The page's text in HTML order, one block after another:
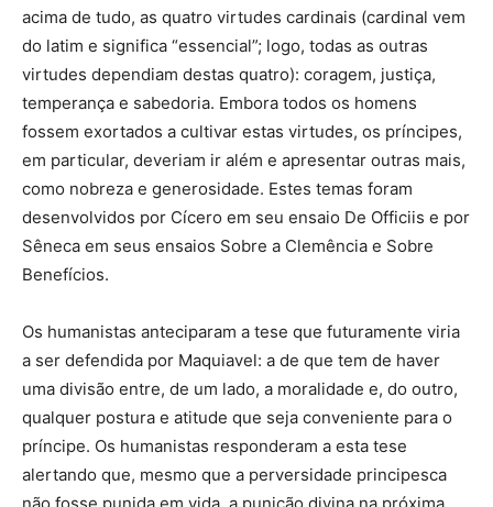
acima de tudo, as quatro virtudes cardinais (cardinal vem
do latim e significa “essencial”; logo, todas as outras
virtudes dependiam destas quatro): coragem, justiça,
temperança e sabedoria. Embora todos os homens
fossem exortados a cultivar estas virtudes, os príncipes,
em particular, deveriam ir além e apresentar outras mais,
como nobreza e generosidade. Estes temas foram
desenvolvidos por Cícero em seu ensaio De Officiis e por
Sêneca em seus ensaios Sobre a Clemência e Sobre
Benefícios.
Os humanistas anteciparam a tese que futuramente viria
a ser defendida por Maquiavel: a de que tem de haver
uma divisão entre, de um lado, a moralidade e, do outro,
qualquer postura e atitude que seja conveniente para o
príncipe. Os humanistas responderam a esta tese
alertando que, mesmo que a perversidade principesca